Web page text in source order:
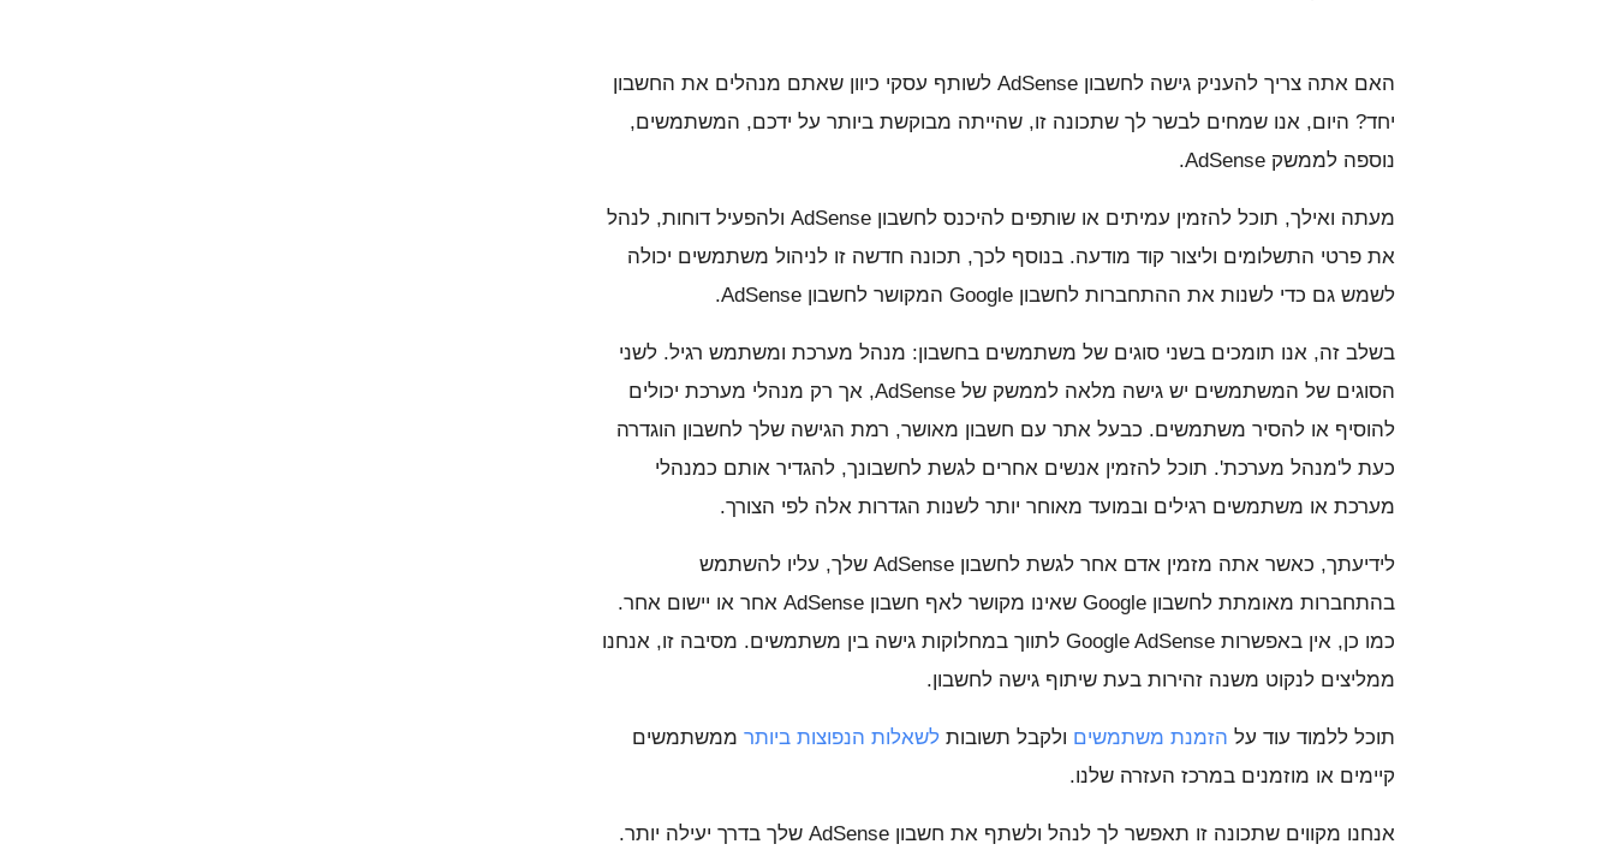
האם אתה צריך להעניק גישה לחשבון AdSense לשותף עסקי כיוון שאתם מנהלים את החשבון
יחד? היום, אנו שמחים לבשר לך שתכונה זו, שהייתה מבוקשת ביותר על ידכם, המשתמשים,
נוספה לממשק AdSense.
מעתה ואילך, תוכל להזמין עמיתים או שותפים להיכנס לחשבון AdSense ולהפעיל דוחות, לנהל
את פרטי התשלומים וליצור קוד מודעה. בנוסף לכך, תכונה חדשה זו לניהול משתמשים יכולה
לשמש גם כדי לשנות את ההתחברות לחשבון Google המקושר לחשבון AdSense.
בשלב זה, אנו תומכים בשני סוגים של משתמשים בחשבון: מנהל מערכת ומשתמש רגיל. לשני
הסוגים של המשתמשים יש גישה מלאה לממשק של AdSense, אך רק מנהלי מערכת יכולים
להוסיף או להסיר משתמשים. כבעל אתר עם חשבון מאושר, רמת הגישה שלך לחשבון הוגדרה
כעת ל'מנהל מערכת'. תוכל להזמין אנשים אחרים לגשת לחשבונך, להגדיר אותם כמנהלי
מערכת או משתמשים רגילים ובמועד מאוחר יותר לשנות הגדרות אלה לפי הצורך.
לידיעתך, כאשר אתה מזמין אדם אחר לגשת לחשבון AdSense שלך, עליו להשתמש
בהתחברות מאומתת לחשבון Google שאינו מקושר לאף חשבון AdSense אחר או יישום אחר.
כמו כן, אין באפשרות Google AdSense לתווך במחלוקות גישה בין משתמשים. מסיבה זו, אנחנו
ממליצים לנקוט משנה זהירות בעת שיתוף גישה לחשבון.
תוכל ללמוד עוד על הזמנת משתמשים ולקבל תשובות לשאלות הנפוצות ביותר ממשתמשים
קיימים או מוזמנים במרכז העזרה שלנו.
אנחנו מקווים שתכונה זו תאפשר לך לנהל ולשתף את חשבון AdSense שלך בדרך יעילה יותר.